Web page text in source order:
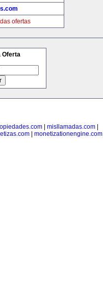
ofertas
Oferta
| misllamadas.com|
| monetizationengine.com|